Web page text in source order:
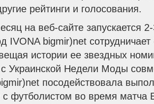
рейтинги и голосования.
на веб-сайте запускается
IVONA bigmir)net
истории ее звездных
Украинской Недели Моды
посодействовала
с футболистом во время